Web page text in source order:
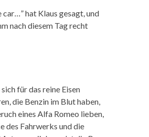
car…” hat Klaus gesagt, und
nach diesem Tag recht
für das reine Eisen
die Benzin im Blut haben,
eines Alfa Romeo lieben,
des Fahrwerks und die